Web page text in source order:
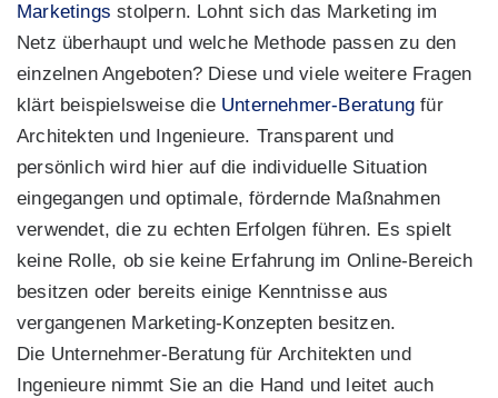
Marketings stolpern. Lohnt sich das Marketing im
Netz überhaupt und welche Methode passen zu den
einzelnen Angeboten? Diese und viele weitere Fragen
klärt beispielsweise die Unternehmer-Beratung für
Architekten und Ingenieure. Transparent und
persönlich wird hier auf die individuelle Situation
eingegangen und optimale, fördernde Maßnahmen
verwendet, die zu echten Erfolgen führen. Es spielt
keine Rolle, ob sie keine Erfahrung im Online-Bereich
besitzen oder bereits einige Kenntnisse aus
vergangenen Marketing-Konzepten besitzen.
Die Unternehmer-Beratung für Architekten und
Ingenieure nimmt Sie an die Hand und leitet auch